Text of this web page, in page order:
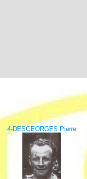
4-DESGEORGES Pierre